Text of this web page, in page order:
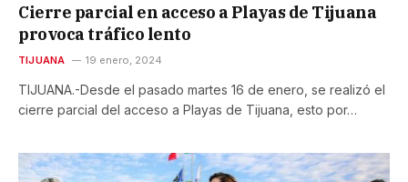
Cierre parcial en acceso a Playas de Tijuana
provoca tráfico lento
TIJUANA 19 enero, 2024
TIJUANA.-Desde el pasado martes 16 de enero, se realizó el
cierre parcial del acceso a Playas de Tijuana, esto por…